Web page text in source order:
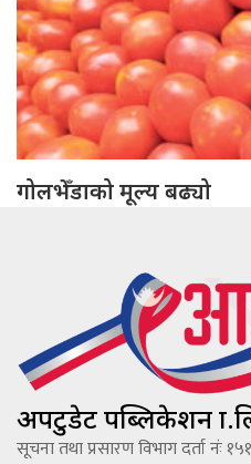
गोलभेँडाको मूल्य बढ्यो
अपटुडेट पब्लिकेशन
सूचना तथा प्रसारण विभाग दर्ता नंः